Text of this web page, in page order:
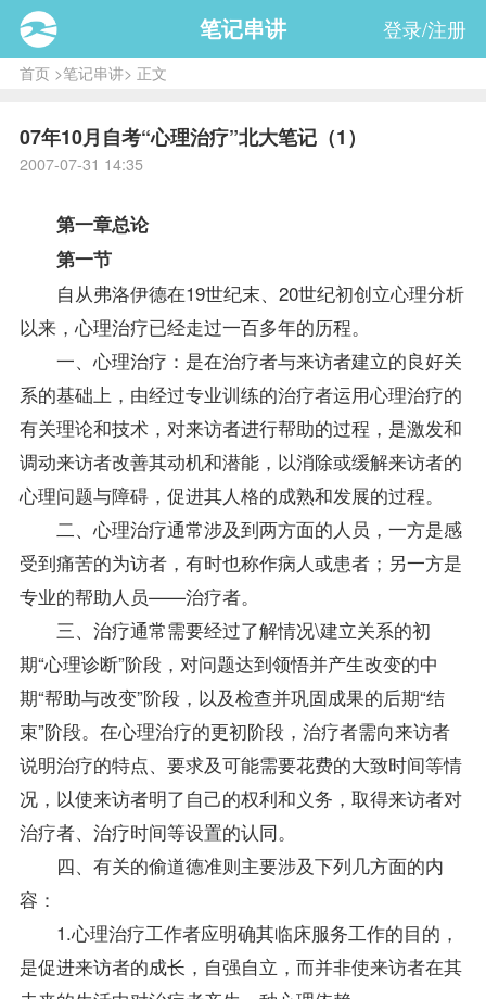
笔记串讲 登录/注册
首页>笔记串讲> 正文
07年10月自考“心理治疗”北大笔记（1）
2007-07-31 14:35
第一章总论
第一节
自从弗洛伊德在19世纪末、20世纪初创立心理分析
以来，心理治疗已经走过一百多年的历程。
一、心理治疗：是在治疗者与来访者建立的良好关
系的基础上，由经过专业训练的治疗者运用心理治疗的
有关理论和技术，对来访者进行帮助的过程，是激发和
调动来访者改善其动机和潜能，以消除或缓解来访者的
心理问题与障碍，促进其人格的成熟和发展的过程。
二、心理治疗通常涉及到两方面的人员，一方是感
受到痛苦的为访者，有时也称作病人或患者；另一方是
专业的帮助人员——治疗者。
三、治疗通常需要经过了解情况\建立关系的初
期“心理诊断”阶段，对问题达到领悟并产生改变的中
期“帮助与改变”阶段，以及检查并巩固成果的后期“结
束”阶段。在心理治疗的更初阶段，治疗者需向来访者
说明治疗的特点、要求及可能需要花费的大致时间等情
况，以使来访者明了自己的权利和义务，取得来访者对
治疗者、治疗时间等设置的认同。
四、有关的偷道德准则主要涉及下列几方面的内
容：
1.心理治疗工作者应明确其临床服务工作的目的，
是促进来访者的成长，自强自立，而并非使来访者在其